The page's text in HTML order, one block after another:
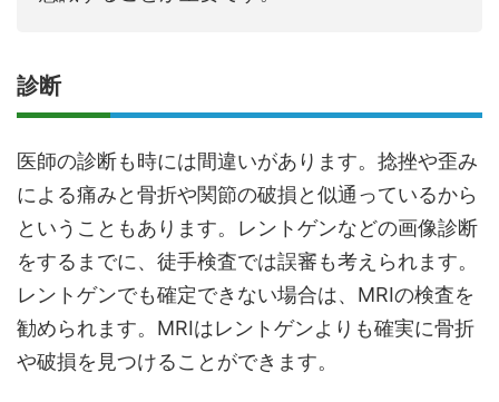
診断
医師の診断も時には間違いがあります。捻挫や歪み
による痛みと骨折や関節の破損と似通っているから
ということもあります。レントゲンなどの画像診断
をするまでに、徒手検査では誤審も考えられます。
レントゲンでも確定できない場合は、MRIの検査を
勧められます。MRIはレントゲンよりも確実に骨折
や破損を見つけることができます。